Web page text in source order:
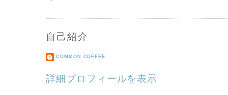
自己紹介
COMMON COFFEE
詳細プロフィールを表示